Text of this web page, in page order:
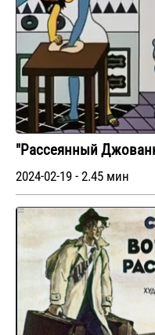
"Рассеянный
2024-02-19 - 2.45 мин